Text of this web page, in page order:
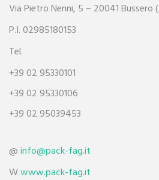
Via Pietro Nenni, 5 – 20041 Bussero
P.I. 02985180153
Tel.
+39 02 95330101
+39 02 95330106
+39 02 95039453
@info@pack-fag.it
Wwww.pack-fag.it